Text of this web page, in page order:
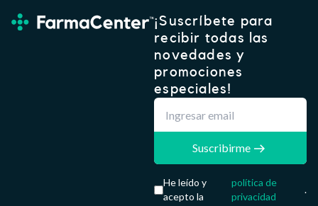
¡Suscríbete para
recibir todas las
novedades y
promociones
especiales!
Suscribirme
He leído y
acepto la
política de
privacidad
.